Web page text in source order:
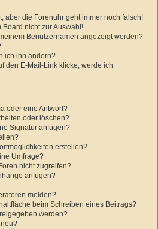
aber die Forenuhr geht immer noch falsch!
nicht zur Auswahl!
Benutzernamen angezeigt werden?
ich ihn ändern?
den E-Mail-Link klicke, werde ich
oder eine Antwort?
oder löschen?
Signatur anfügen?
erstellen?
Umfrage?
nicht zugreifen?
anfügen?
melden?
beim Schreiben eines Beitrags?
werden?